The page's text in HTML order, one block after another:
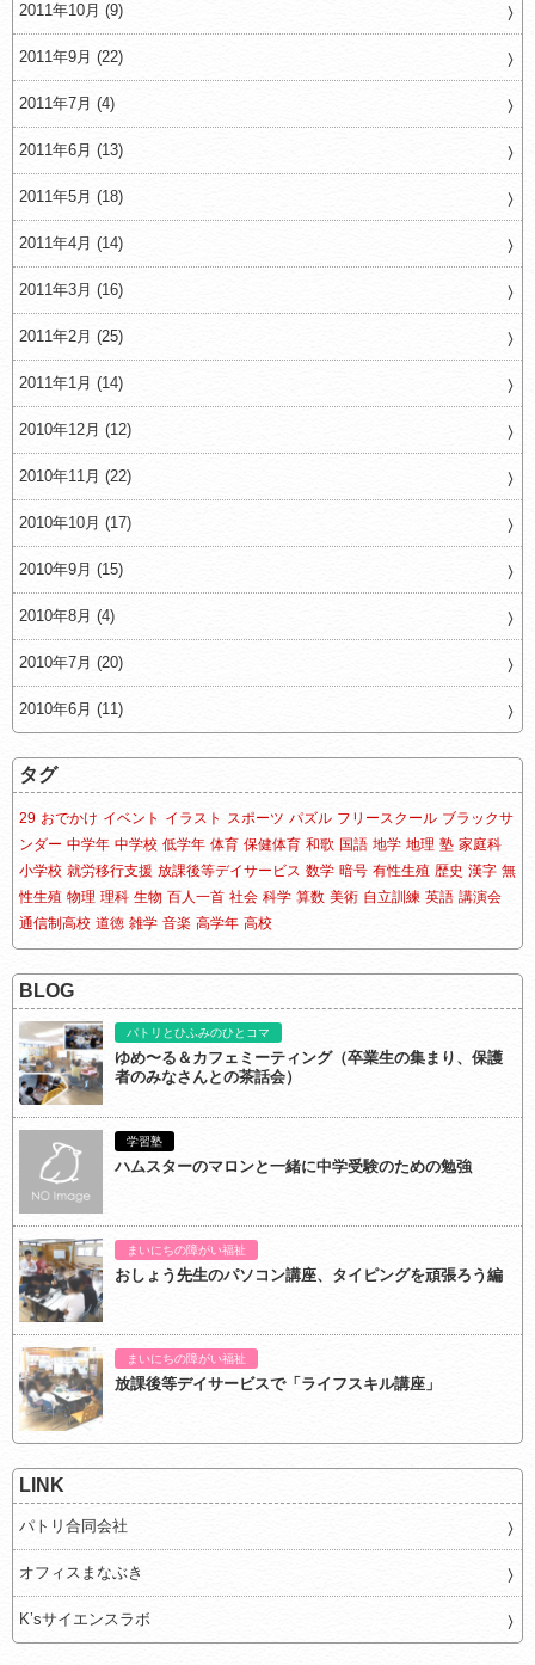
2011年10月 (9)
2011年9月 (22)
2011年7月 (4)
2011年6月 (13)
2011年5月 (18)
2011年4月 (14)
2011年3月 (16)
2011年2月 (25)
2011年1月 (14)
2010年12月 (12)
2010年11月 (22)
2010年10月 (17)
2010年9月 (15)
2010年8月 (4)
2010年7月 (20)
2010年6月 (11)
タグ
29 おでかけ イベント イラスト スポーツ パズル フリースクール ブラックサ
ンダー 中学年 中学校 低学年 体育 保健体育 和歌 国語 地学 地理 塾 家庭科
小学校 就労移行支援 放課後等デイサービス 数学 暗号 有性生殖 歴史 漢字 無
性生殖 物理 理科 生物 百人一首 社会 科学 算数 美術 自立訓練 英語 講演会
通信制高校 道徳 雑学 音楽 高学年 高校
BLOG
パトリとひふみのひとコマ
ゆめ〜る＆カフェミーティング（卒業生の集まり、保護
者のみなさんとの茶話会）
学習塾
ハムスターのマロンと一緒に中学受験のための勉強
まいにちの障がい福祉
おしょう先生のパソコン講座、タイピングを頑張ろう編
まいにちの障がい福祉
放課後等デイサービスで「ライフスキル講座」
LINK
パトリ合同会社
オフィスまなぶき
K’sサイエンスラボ